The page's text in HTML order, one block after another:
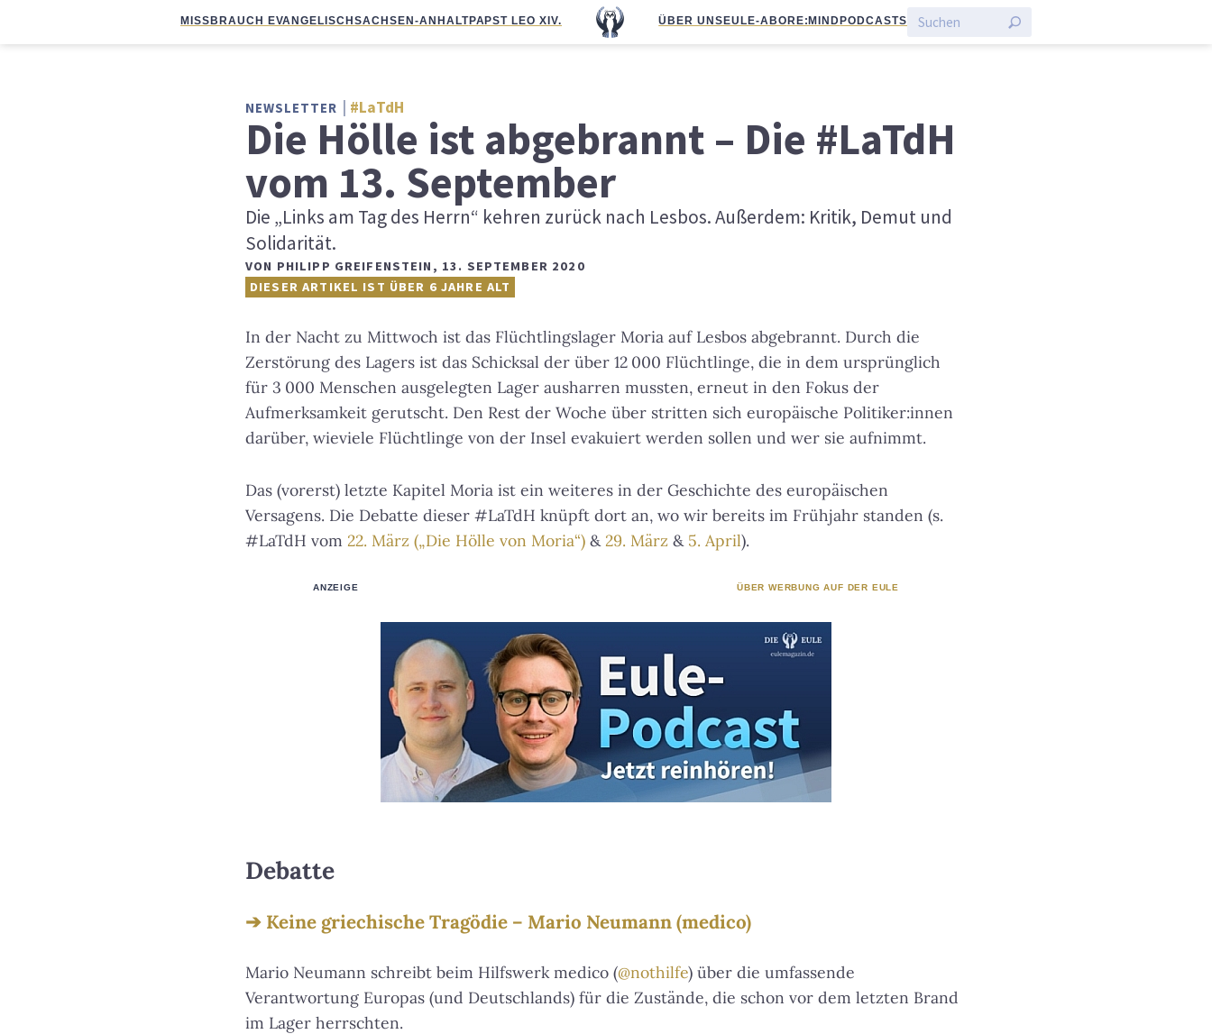
MISSBRAUCH EVANGELISCHSACHSEN-ANHALTPAPST LEO XIV. ÜBER UNS EULE-ABO RE:MIND PODCASTS
NEWSLETTER #LaTdH
Die Hölle ist abgebrannt – Die #LaTdH
vom 13. September
Die „Links am Tag des Herrn“ kehren zurück nach Lesbos. Außerdem: Kritik, Demut und
Solidarität.
VON PHILIPP GREIFENSTEIN , 13. SEPTEMBER 2020
DIESER ARTIKEL IST ÜBER 6 JAHRE ALT
In der Nacht zu Mittwoch ist das Flüchtlingslager Moria auf Lesbos abgebrannt. Durch die
Zerstörung des Lagers ist das Schicksal der über 12 000 Flüchtlinge, die in dem ursprünglich
für 3 000 Menschen ausgelegten Lager ausharren mussten, erneut in den Fokus der
Aufmerksamkeit gerutscht. Den Rest der Woche über stritten sich europäische Politiker:innen
darüber, wieviele Flüchtlinge von der Insel evakuiert werden sollen und wer sie aufnimmt.
Das (vorerst) letzte Kapitel Moria ist ein weiteres in der Geschichte des europäischen
Versagens. Die Debatte dieser #LaTdH knüpft dort an, wo wir bereits im Frühjahr standen (s.
#LaTdH vom 22. März („Die Hölle von Moria“) &29. März & 5. April).
ANZEIGE ÜBER WERBUNG AUF DER EULE
Debatte
Keine griechische Tragödie – Mario Neumann (medico)
Mario Neumann schreibt beim Hilfswerk medico (@nothilfe) über die umfassende
Verantwortung Europas (und Deutschlands) für die Zustände, die schon vor dem letzten Brand
im Lager herrschten.